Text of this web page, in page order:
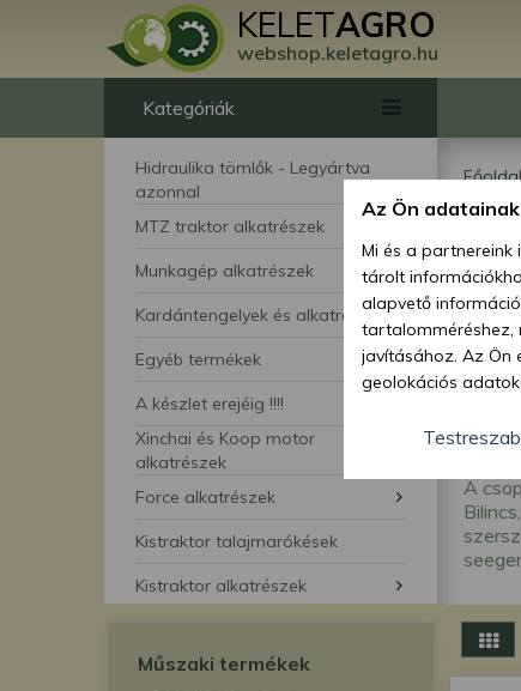
KELETAGRO
webshop.keletagro.hu
Kategóriák
Hidraulika tömlők - Legyártva
azonnal
MTZ traktor alkatrészek
Munkagép alkatrészek
Kardántengelyek és alkatrészei
Egyéb termékek
A készlet erejéig !!!!
Xinchai és Koop motor
alkatrészek
Force alkatrészek
Kistraktor talajmarókések
Kistraktor alkatrészek
Főoldal
A
Műszaki termékek
Az Ön
Mi és a
tárolt
alapvető
tartalomméréshez,
javításához. Az Ön
geolokációs
hozzájárulhat
lehetőségként a
megváltoztathatja
feltétlenül
beállításai csak
segítségével